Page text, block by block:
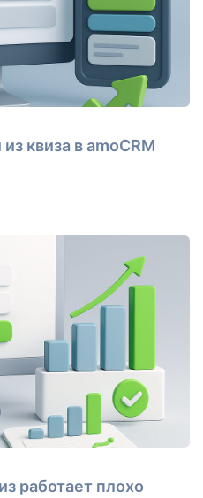
квиза в amoCRM
работает плохо